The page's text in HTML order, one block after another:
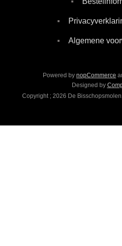
Algemene
Powered by nopCommerce
Designed by
Copyright ; 2026 De